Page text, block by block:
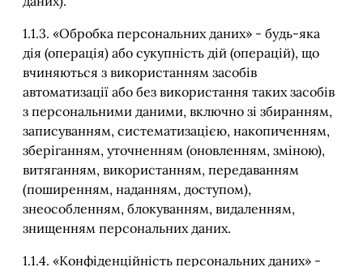
1.1.3. «Обробка персональних даних» - будь-яка
дія (операція) або сукупність дій (операцій), що
вчиняються з використанням засобів
автоматизації або без використання таких засобів
з персональними даними, включно зі збиранням,
записуванням, систематизацією, накопиченням,
зберіганням, уточненням (оновленням, зміною),
витяганням, використанням, передаванням
(поширенням, наданням, доступом),
знеособленням, блокуванням, видаленням,
знищенням персональних даних.
1.1.4. «Конфіденційність персональних даних» -